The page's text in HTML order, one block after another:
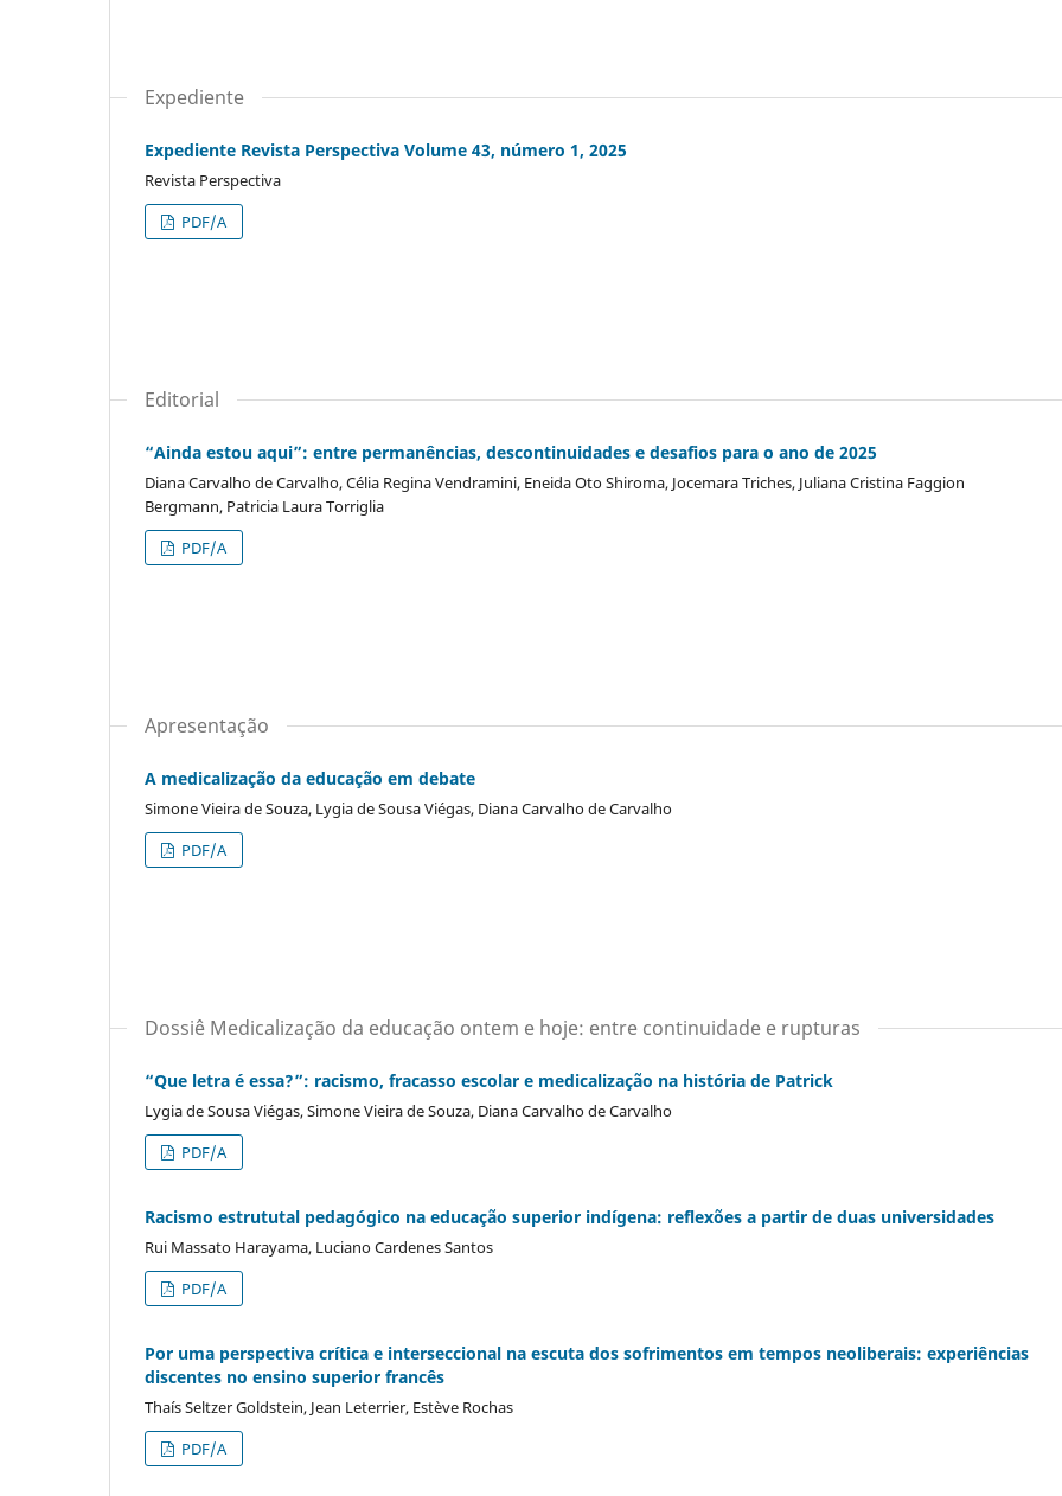
Expediente
Expediente Revista Perspectiva Volume 43, número 1, 2025
Revista Perspectiva
PDF/A
Editorial
“Ainda estou aqui”: entre permanências, descontinuidades e desafios para o ano de 2025
Diana Carvalho de Carvalho, Célia Regina Vendramini, Eneida Oto Shiroma, Jocemara Triches, Juliana Cristina Faggion
Bergmann, Patricia Laura Torriglia
PDF/A
Apresentação
A medicalização da educação em debate
Simone Vieira de Souza, Lygia de Sousa Viégas, Diana Carvalho de Carvalho
PDF/A
Dossiê Medicalização da educação ontem e hoje: entre continuidade e rupturas
“Que letra é essa?”: racismo, fracasso escolar e medicalização na história de Patrick
Lygia de Sousa Viégas, Simone Vieira de Souza, Diana Carvalho de Carvalho
PDF/A
Racismo estrututal pedagógico na educação superior indígena: reflexões a partir de duas universidades
Rui Massato Harayama, Luciano Cardenes Santos
PDF/A
Por uma perspectiva crítica e interseccional na escuta dos sofrimentos em tempos neoliberais: experiências
discentes no ensino superior francês
Thaís Seltzer Goldstein, Jean Leterrier, Estève Rochas
PDF/A